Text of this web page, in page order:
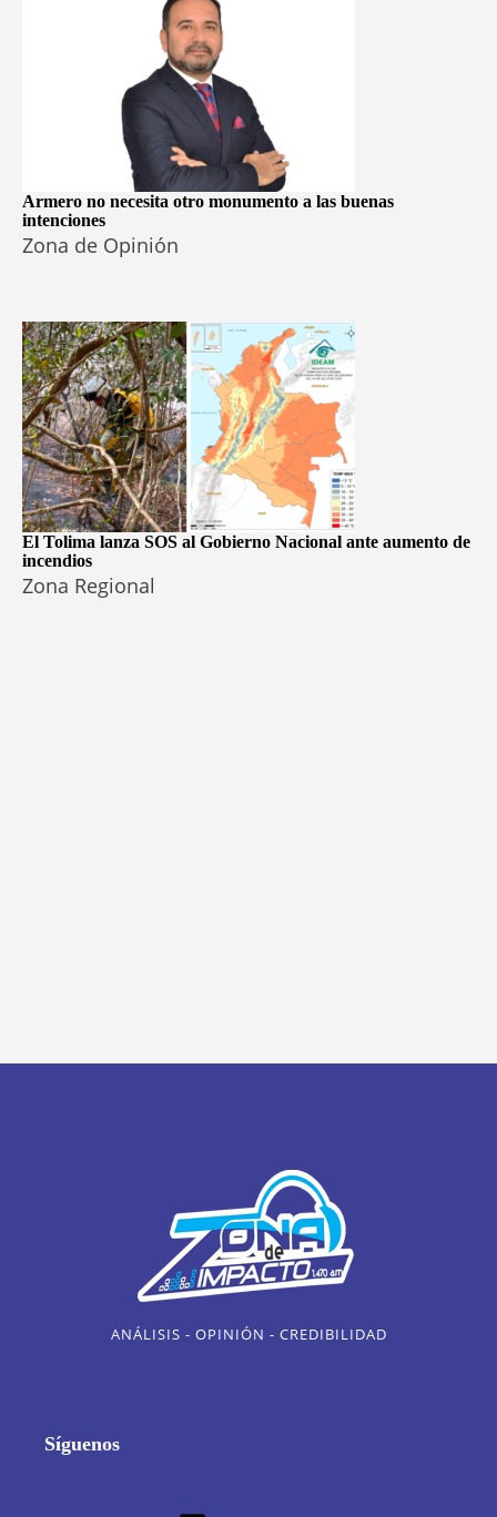
Armero no necesita otro monumento a las buenas
intenciones
Zona de Opinión
El Tolima lanza SOS al Gobierno Nacional ante aumento de
incendios
Zona Regional
ANÁLISIS - OPINIÓN - CREDIBILIDAD
Síguenos